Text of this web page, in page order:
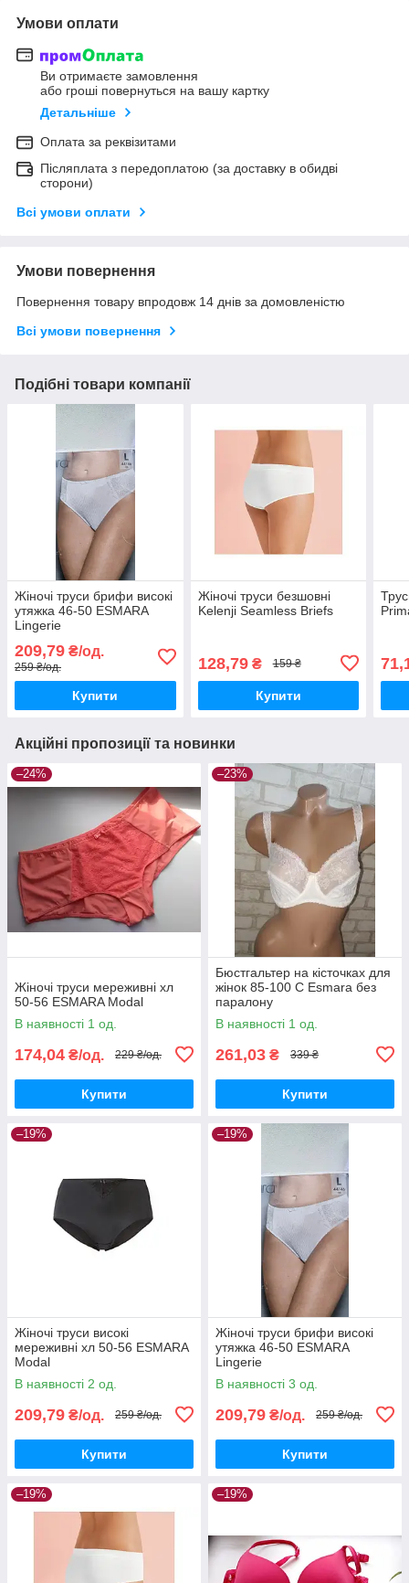
Умови оплати
Ви отримаєте замовлення
або гроші повернуться на вашу картку
Детальніше
Оплата за реквізитами
Післяплата з передоплатою (за доставку в обидві
сторони)
Всі умови оплати
Умови повернення
Повернення товару впродовж 14 днів за домовленістю
Всі умови повернення
Подібні товари компанії
Жіночі труси брифи високі
утяжка 46-50 ESMARA
Lingerie
209,79 ₴/од.
259 ₴/од.
Купити
Жіночі труси безшовні
Kelenji Seamless Briefs
128,79₴ 159 ₴
Купити
Акційні пропозиції та новинки
–24%
Жіночі труси мереживні хл
50-56 ESMARA Modal
В наявності 1 од.
174,04 ₴/од. 229 ₴/од.
Купити
–23%
Бюстгальтер на кісточках для
жінок 85-100 C Esmara без
паралону
В наявності 1 од.
261,03 ₴ 339 ₴
Купити
–19%
Жіночі труси високі
мереживні хл 50-56 ESMARA
Modal
В наявності 2 од.
209,79 ₴/од. 259 ₴/од.
Купити
–19%
Жіночі труси брифи високі
утяжка 46-50 ESMARA
Lingerie
В наявності 3 од.
209,79 ₴/од. 259 ₴/од.
Купити
–19% –19%